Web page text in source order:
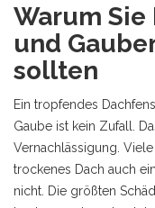
Warum
und
sollten
Ein tropfendes
Gaube ist kein Zufall.
Vernachlässigung.
trockenes Dach auch
nicht. Die größten